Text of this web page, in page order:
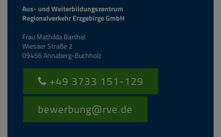
Aus- und Weiterbildungszentrum
Regionalverkehr Erzgebirge GmbH
Frau Mathilda Barthel
Wiesaer Straße 2
09456 Annaberg-Buchholz
+49 3733 151-129
bewerbung@rve.de